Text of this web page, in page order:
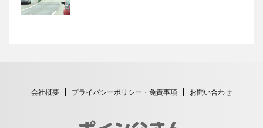
会社概要 プライバシーポリシー・免責事項 お問い合わせ